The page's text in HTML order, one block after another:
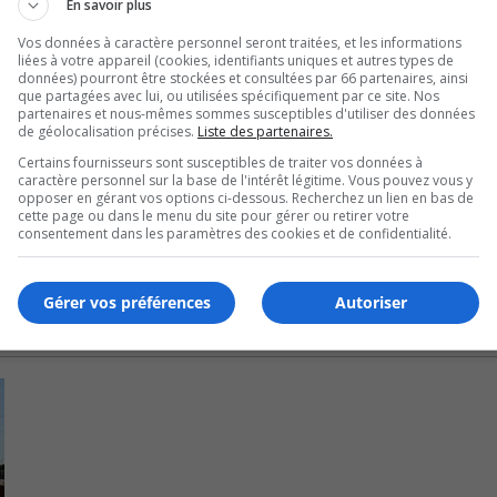
de la sécurité du travail (CNESST) a également été
indiqué qu’une entente avait été trouvée pour évacuer
mesures correctives durables pour garantir leur
accrue de la part des autorités compétentes.
En savoir plus
Vos données à caractère personnel seront traitées, et les informations
liées à votre appareil (cookies, identifiants uniques et autres types de
données) pourront être stockées et consultées par 66 partenaires, ainsi
que partagées avec lui, ou utilisées spécifiquement par ce site. Nos
partenaires et nous-mêmes sommes susceptibles d'utiliser des données
de géolocalisation précises. Liste des partenaires.
Certains fournisseurs sont susceptibles de traiter vos données à
caractère personnel sur la base de l'intérêt légitime. Vous pouvez vous y
opposer en gérant vos options ci-dessous. Recherchez un lien en bas de
cette page ou dans le menu du site pour gérer ou retirer votre
consentement dans les paramètres des cookies et de confidentialité.
Autoriser
Gérer vos préférences